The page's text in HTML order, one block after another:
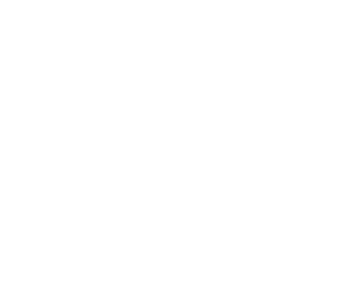
Ecologistas en
sábado su velero
Níjar para rechazar